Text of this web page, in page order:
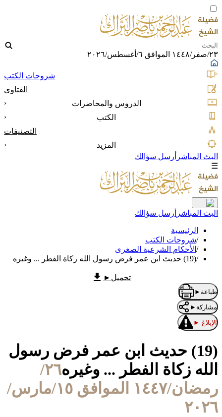
٢٣/صفر/١٤٤٨ الموافق ٦/أغسطس/٢٠٢٦
شروحات الكتب
الفتاوى
الدروس والمحاضرات
‹
الكتب
‹
التصنيفات
المزيد
‹
البث المباشر أرسل سؤالك
☰
البث المباشر أرسل سؤالك
الرئيسية
/شروحات الكتب
/ الأحكام الشرعية الصغرى
/(19) حديث ابن عمر فرض رسول الله زكاة الفطر ... وغيره
تحميل ►
طباعة ►
مشاركة ►
الإبلاغ ►
(19) حديث ابن عمر فرض رسول
الله زكاة الفطر ... وغيره
٢٦/
رمضان/١٤٤٧ الموافق ١٥/مارس/
٢٠٢٦